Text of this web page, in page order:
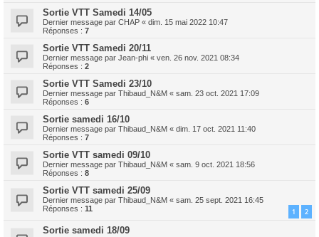
Sortie VTT Samedi 14/05
Dernier message par CHAP « dim. 15 mai 2022 10:47
Réponses : 7
Sortie VTT Samedi 20/11
Dernier message par Jean-phi « ven. 26 nov. 2021 08:34
Réponses : 2
Sortie VTT Samedi 23/10
Dernier message par Thibaud_N&M « sam. 23 oct. 2021 17:09
Réponses : 6
Sortie samedi 16/10
Dernier message par Thibaud_N&M « dim. 17 oct. 2021 11:40
Réponses : 7
Sortie VTT samedi 09/10
Dernier message par Thibaud_N&M « sam. 9 oct. 2021 18:56
Réponses : 8
Sortie VTT samedi 25/09
Dernier message par Thibaud_N&M « sam. 25 sept. 2021 16:45
Réponses : 11 1 2
Sortie samedi 18/09